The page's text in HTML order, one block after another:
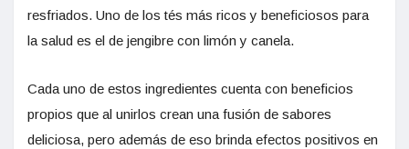
resfriados. Uno de los tés más ricos y beneficiosos para
la salud es el de jengibre con limón y canela.
Cada uno de estos ingredientes cuenta con beneficios
propios que al unirlos crean una fusión de sabores
deliciosa, pero además de eso brinda efectos positivos en